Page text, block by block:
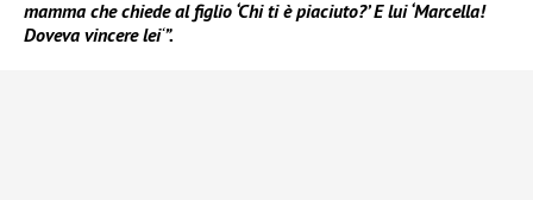
mamma che chiede al figlio ‘Chi ti è piaciuto?’ E lui ‘Marcella!
Doveva vincere lei‘”.